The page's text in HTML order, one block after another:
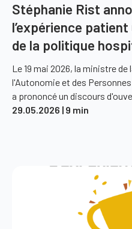
Stéphanie Rist
l’expérience
de la politique
Le 19 mai 2026, la ministre de
l'Autonomie et des
a prononcé un discours
29.05.2026 | 9 min